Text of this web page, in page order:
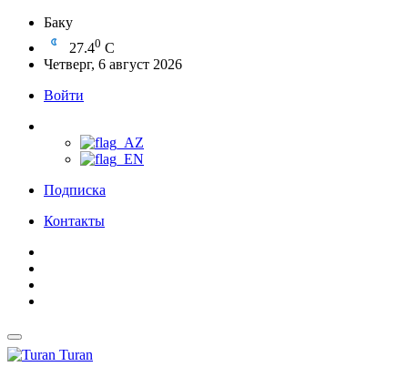
Баку
27.40 C
Четверг, 6 август 2026
Войти
Подписка
Контакты
Turan